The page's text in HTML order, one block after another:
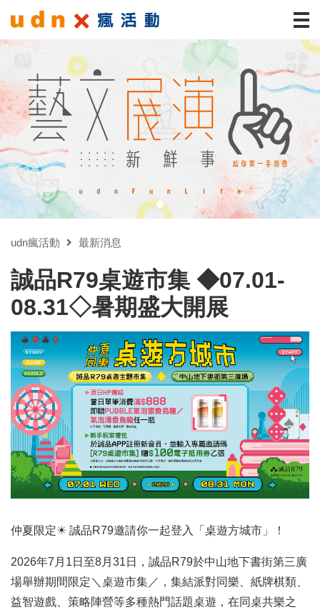
udn瘋活動 最新消息
誠品R79桌遊市集 ◆07.01-
08.31◇暑期盛大開展
仲夏限定☀ 誠品R79邀請你一起登入「桌遊方城市」！
2026年7月1日至8月31日，誠品R79於中山地下書街第三廣
場舉辦期間限定＼桌遊市集／，集結派對同樂、紙牌棋類、
益智遊戲、策略陣營等多種熱門話題桌遊，在同桌共樂之